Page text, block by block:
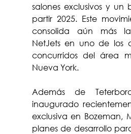
salones exclusivos y un
partir 2025. Este
consolida aún más
NetJets en uno de los
concurridos del área
Nueva York.
Además de
inaugurado
exclusiva en Bozeman,
planes de desarrollo